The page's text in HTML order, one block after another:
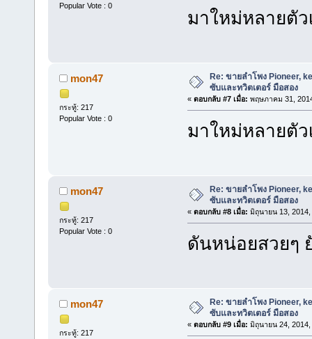
Popular Vote : 0
มาใหม่หลายตัว
mon47
กระทู้: 217
Popular Vote : 0
Re: ขายลำโพง Pioneer,
ซับและทวิตเตอร์ มือสอง
« ตอบกลับ #7 เมื่อ: พฤษภาคม 31,
มาใหม่หลายตัว
mon47
กระทู้: 217
Popular Vote : 0
Re: ขายลำโพง Pioneer,
ซับและทวิตเตอร์ มือสอง
« ตอบกลับ #8 เมื่อ: มิถุนายน 13, 2014,
ดันหน่อยสวยๆ
mon47
กระทู้: 217
Re: ขายลำโพง Pioneer,
ซับและทวิตเตอร์ มือสอง
« ตอบกลับ #9 เมื่อ: มิถุนายน 24, 2014,